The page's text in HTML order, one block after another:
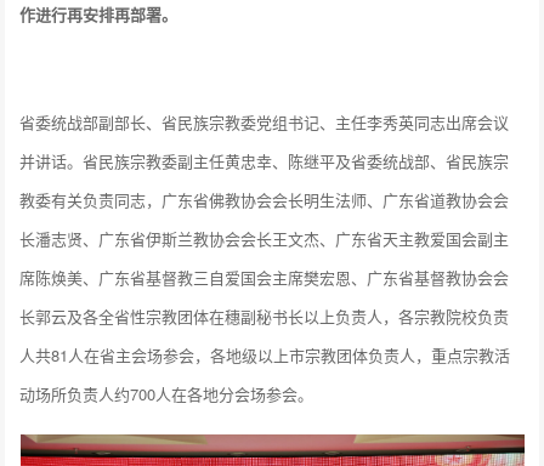
作进行再安排再部署。
省委统战部副部长、省民族宗教委党组书记、主任李秀英同志出席会议
并讲话。省民族宗教委副主任黄忠幸、陈继平及省委统战部、省民族宗
教委有关负责同志，广东省佛教协会会长明生法师、广东省道教协会会
长潘志贤、广东省伊斯兰教协会会长王文杰、广东省天主教爱国会副主
席陈焕美、广东省基督教三自爱国会主席樊宏恩、广东省基督教协会会
长郭云及各全省性宗教团体在穗副秘书长以上负责人，各宗教院校负责
人共81人在省主会场参会，各地级以上市宗教团体负责人，重点宗教活
动场所负责人约700人在各地分会场参会。